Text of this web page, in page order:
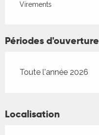
Virements
Périodes d'ouverture
Toute l'année 2026
Localisation